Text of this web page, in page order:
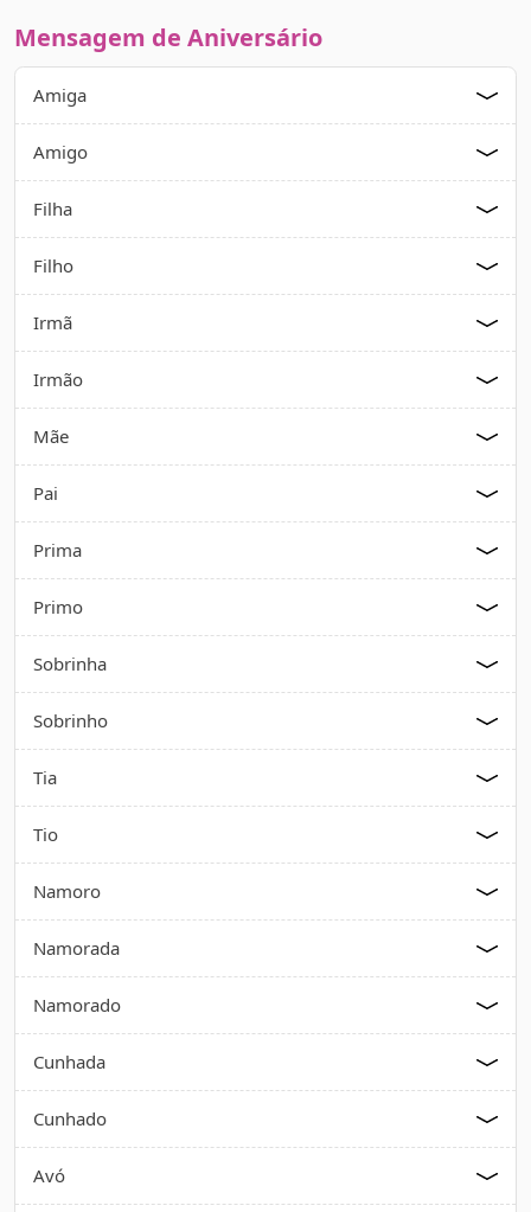
Mensagem de Aniversário
Amiga
Amigo
Filha
Filho
Irmã
Irmão
Mãe
Pai
Prima
Primo
Sobrinha
Sobrinho
Tia
Tio
Namoro
Namorada
Namorado
Cunhada
Cunhado
Avó